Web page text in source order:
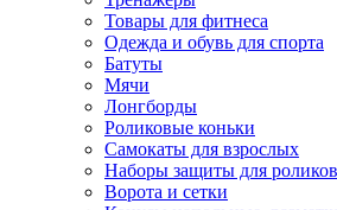
Товары для фитнеса
Одежда и обувь для спорта
Батуты
Мячи
Лонгборды
Роликовые коньки
Самокаты для взрослых
Наборы защиты для роликов
Ворота и сетки